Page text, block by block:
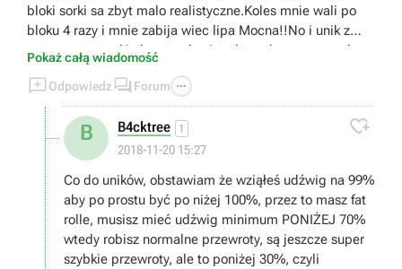
bloki sorki sa zbyt malo realistyczne.Koles mnie wali po
bloku 4 razy i mnie zabija wiec lipa Mocna!!No i unik z
przewrotem sorki ale za wolny i malo praktyczny w walce
no chyba ze sloniem a nie dynamicznym silnym szybkim
przeciwnikiem.Rozkminiam gre powoli mam nadzieje ze
bedzie duzo wiecej uderzen i kombosow bo 4 to troche za
malo!!WIESIEK CIAGLE NAJLEPSZY!!A GRAM JUZ 4 RAZ
HEHE
Pokaż całą wiadomość
Odpowiedz  Forum 
B B4cktree 1
2018-11-20 15:27

Co do uników, obstawiam że wziąłeś udźwig na 99%
aby po prostu być po niżej 100%, przez to masz fat
rolle, musisz mieć udźwig minimum PONIŻEJ 70%
wtedy robisz normalne przewroty, są jeszcze super
szybkie przewroty, ale to poniżej 30%, czyli